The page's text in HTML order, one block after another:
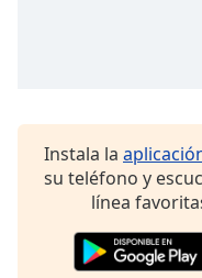
Instala la
su teléfono y
línea